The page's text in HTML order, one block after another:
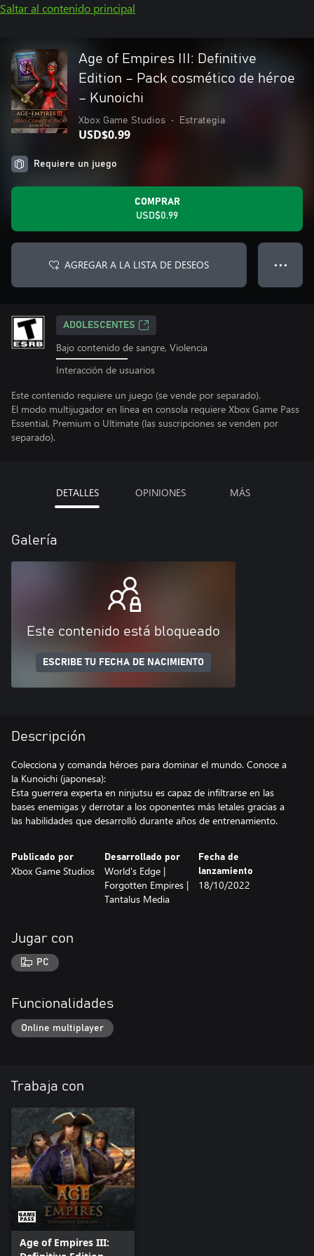
Saltar al contenido principal
Age of Empires III: Definitive
Edition – Pack cosmético de héroe
– Kunoichi
Xbox Game Studios • Estrategia
USD$0.99
Requiere un juego
COMPRAR
USD$0.99
AGREGAR A LA LISTA DE DESEOS ● ● ●
ADOLESCENTES
Bajo contenido de sangre, Violencia
Interacción de usuarios
Este contenido requiere un juego (se vende por separado).
El modo multijugador en línea en consola requiere Xbox Game Pass
Essential, Premium o Ultimate (las suscripciones se venden por
separado).
DETALLES OPINIONES MÁS
Galería
Este contenido está bloqueado
ESCRIBE TU FECHA DE NACIMIENTO
Descripción
Colecciona y comanda héroes para dominar el mundo. Conoce a
la Kunoichi (japonesa):
Esta guerrera experta en ninjutsu es capaz de infiltrarse en las
bases enemigas y derrotar a los oponentes más letales gracias a
Publicado por
Xbox Game Studios
Desarrollado por
World's Edge |
Forgotten Empires |
Tantalus Media
Fecha de
lanzamiento
18/10/2022
Jugar con
PC
Funcionalidades
Online multiplayer
Trabaja con
Age of Empires III: